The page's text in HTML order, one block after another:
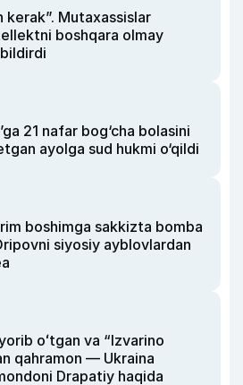
kerak”. Mutaxassislar
boshqara olmay
21 nafar bog‘cha bolasini
ayolga sud hukmi o‘qildi
boshimga sakkizta bomba
siyosiy ayblovlardan
oʻtgan va “Izvarino
qahramon — Ukraina
Drapatiy haqida